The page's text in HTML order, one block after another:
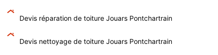
Devis réparation de toiture Jouars Pontchartrain
Devis nettoyage de toiture Jouars Pontchartrain